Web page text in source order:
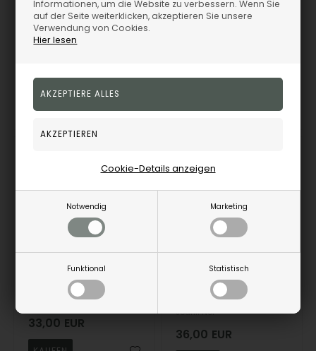
Informationen, um die Website zu verbessern. Wenn Sie
auf der Seite weiterklicken, akzeptieren Sie unsere
Verwendung von Cookies.
Hier lesen
Notwendig Marketing
Funktional Statistisch
Cookie-Details anzeigen
38,00 EUR
Remote-Speicher, 3-5
Werktagen
38,00 EUR
Werktagen
33,00 EUR
23%
Joanli Nor
36,00 EUR